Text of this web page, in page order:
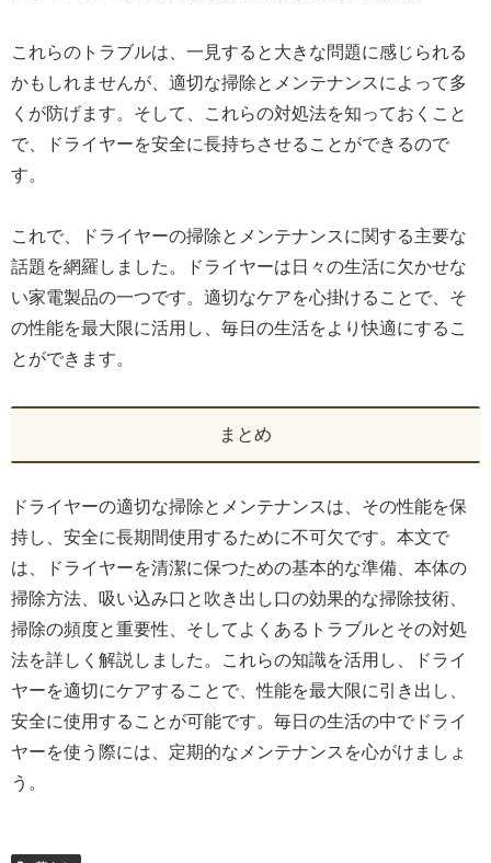
これらのトラブルは、一見すると大きな問題に感じられる
かもしれませんが、適切な掃除とメンテナンスによって多
くが防げます。そして、これらの対処法を知っておくこと
で、ドライヤーを安全に長持ちさせることができるので
す。
これで、ドライヤーの掃除とメンテナンスに関する主要な
話題を網羅しました。ドライヤーは日々の生活に欠かせな
い家電製品の一つです。適切なケアを心掛けることで、そ
の性能を最大限に活用し、毎日の生活をより快適にするこ
とができます。
まとめ
ドライヤーの適切な掃除とメンテナンスは、その性能を保
持し、安全に長期間使用するために不可欠です。本文で
は、ドライヤーを清潔に保つための基本的な準備、本体の
掃除方法、吸い込み口と吹き出し口の効果的な掃除技術、
掃除の頻度と重要性、そしてよくあるトラブルとその対処
法を詳しく解説しました。これらの知識を活用し、ドライ
ヤーを適切にケアすることで、性能を最大限に引き出し、
安全に使用することが可能です。毎日の生活の中でドライ
ヤーを使う際には、定期的なメンテナンスを心がけましょ
う。